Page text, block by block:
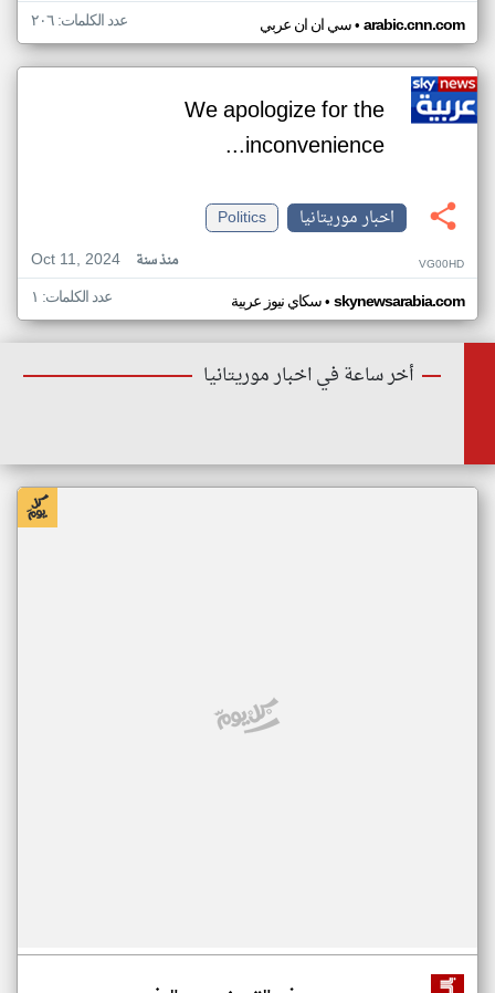
سي ان ان عربي• arabic.cnn.com عدد الكلمات: ٢٠٦
We apologize for the
inconvenience...
اخبار موريتانيا
Politics
Oct 11, 2024
منذ سنة VG00HD
سكاي نيوز عربية• skynewsarabia.com عدد الكلمات: ١
أخر ساعة في اخبار موريتانيا